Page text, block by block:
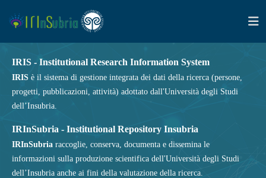
IRIS - Institutional Research Information System
IRIS è il sistema di gestione integrata dei dati della ricerca (persone,
progetti, pubblicazioni, attività) adottato dall'Università degli Studi
dell’Insubria.
IRInSubria - Institutional Repository Insubria
IRInSubria raccoglie, conserva, documenta e dissemina le
informazioni sulla produzione scientifica dell'Università degli Studi
dell’Insubria anche ai fini della valutazione della ricerca.